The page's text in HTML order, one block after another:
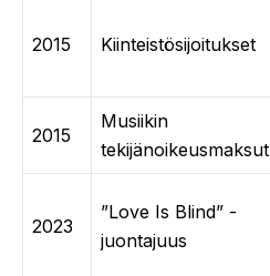
2015 Kiinteistösijoitukset
2015
Musiikin
tekijänoikeusmaksut
2023
”Love Is Blind” -
juontajuus